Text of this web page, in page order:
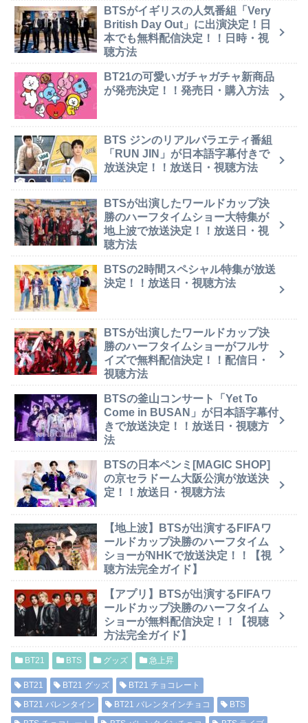
BTSがイギリスの人気番組「Very
British Day Out」に出演決定！日
本でも無料配信決定！！日時・視
聴方法
BT21の可愛いガチャガチャ新商品
が発売決定！！発売日・購入方法
BTS ジンのリアルバラエティ番組
「RUN JIN」が日本語字幕付きで
放送決定！！放送日・視聴方法
BTSが出演したワールドカップ決
勝のハーフタイムショー大特集が
地上波で放送決定！！放送日・視
聴方法
BTSの2時間スペシャル特集が放送
決定！！放送日・視聴方法
BTSが出演したワールドカップ決
勝のハーフタイムショーがフルサ
イズで無料配信決定！！配信日・
視聴方法
BTSの釜山コンサート「Yet To
Come in BUSAN」が日本語字幕付
きで放送決定！！放送日・視聴方
法
BTSの日本ペンミ[MAGIC SHOP]
の京セラドーム大阪公演が放送決
定！！放送日・視聴方法
【地上波】BTSが出演するFIFAワ
ールドカップ決勝のハーフタイム
ショーがNHKで放送決定！！【視
聴方法完全ガイド】
【アプリ】BTSが出演するFIFAワ
ールドカップ決勝のハーフタイム
ショーが無料配信決定！！【視聴
方法完全ガイド】
BT21 BTS グッズ 急上昇
BT21 BT21 グッズ
BT21 チョコレート
BT21 バレンタイン
BT21 バレンタインチョコ
BTS